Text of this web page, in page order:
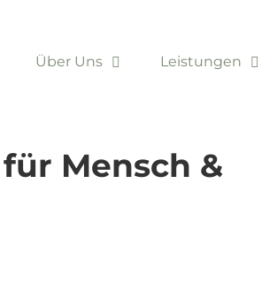
Über Uns Leistungen
Mensch &